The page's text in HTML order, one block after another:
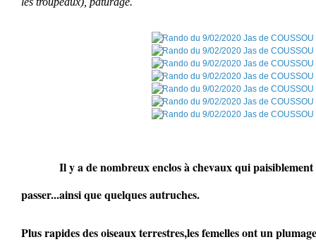
Il y a de nombreux enclos à chevaux qui paisiblement
passer...ainsi que quelques autruches.
Plus rapides des oiseaux terrestres,les femelles ont un